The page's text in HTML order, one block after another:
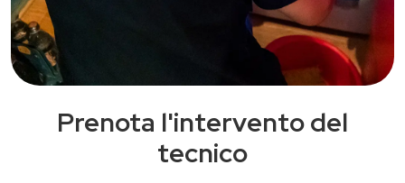
Prenota l'intervento del
tecnico